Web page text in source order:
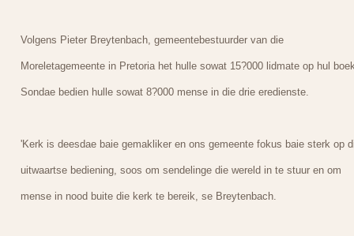
Volgens Pieter Breytenbach, gemeentebestuurder van die
Moreletagemeente in Pretoria het hulle sowat 15?000 lidmate op hul
Sondae bedien hulle sowat 8?000 mense in die drie eredienste.
'Kerk is deesdae baie gemakliker en ons gemeente fokus baie sterk op
uitwaartse bediening, soos om sendelinge die wereld in te stuur en om
mense in nood buite die kerk te bereik, se Breytenbach.